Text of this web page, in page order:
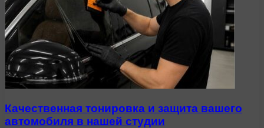
Качественная тонировка и защита вашего
автомобиля в нашей студии